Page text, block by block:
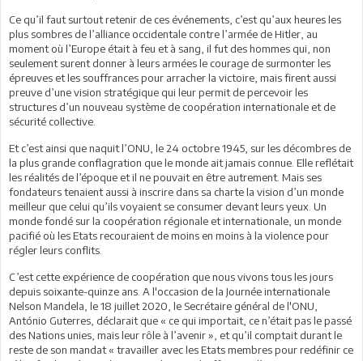
Ce qu’il faut surtout retenir de ces événements, c’est qu’aux heures les
plus sombres de l’alliance occidentale contre l’armée de Hitler, au
moment où l’Europe était à feu et à sang, il fut des hommes qui, non
seulement surent donner à leurs armées le courage de surmonter les
épreuves et les souffrances pour arracher la victoire, mais firent aussi
preuve d’une vision stratégique qui leur permit de percevoir les
structures d’un nouveau système de coopération internationale et de
sécurité collective.
Et c’est ainsi que naquit l’ONU, le 24 octobre 1945, sur les décombres de
la plus grande conflagration que le monde ait jamais connue. Elle reflétait
les réalités de l’époque et il ne pouvait en être autrement. Mais ses
fondateurs tenaient aussi à inscrire dans sa charte la vision d’un monde
meilleur que celui qu’ils voyaient se consumer devant leurs yeux. Un
monde fondé sur la coopération régionale et internationale, un monde
pacifié où les Etats recouraient de moins en moins à la violence pour
régler leurs conflits.
C’est cette expérience de coopération que nous vivons tous les jours
depuis soixante-quinze ans. A l'occasion de la Journée internationale
Nelson Mandela, le 18 juillet 2020, le Secrétaire général de l'ONU,
António Guterres, déclarait que « ce qui importait, ce n’était pas le passé
des Nations unies, mais leur rôle à l’avenir », et qu’il comptait durant le
reste de son mandat « travailler avec les Etats membres pour redéfinir ce